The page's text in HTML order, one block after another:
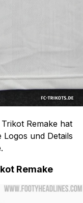
Remake hat
und Details
Remake